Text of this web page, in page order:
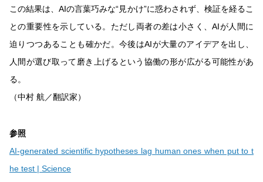
この結果は、AIの言葉巧みな“見かけ”に惑わされず、検証を経るこ
との重要性を示している。ただし両者の差は小さく、AIが人間に
迫りつつあることも確かだ。今後はAIが大量のアイデアを出し、
人間が選び取って磨き上げるという協働の形が広がる可能性があ
る。
（中村 航／翻訳家）
参照
AI-generated scientific hypotheses lag human ones when put to t
he test | Science